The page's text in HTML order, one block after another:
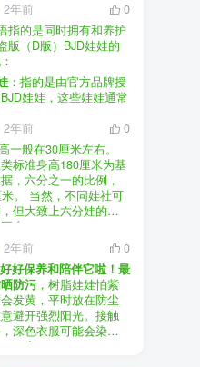
，他们家的娃娃价
风格多样。如果你喜
可以考虑Elf，他们家
雅著称。当然，如果
兴趣，FCS Studio是
会选择代理或者官方
会提供一些小赠品，
便的。官方购买则可
务，也是个不错的选
这完全看你个人的喜
非常多元化，从现实主
种风格都有，找到自
娃的乐趣会加倍。
娃需要细心照料，比如
定期清洁，这些都是
慢慢你就会熟悉了。
手，可以不用一开始
娃，有很多性价比高
而且，养娃的乐趣并
更多的是你和娃娃之
2年前
0
指的是同时拥有和养护
版（D版）BJD娃娃的
：指的是由官方品牌授
娃娃，这些娃娃通常
：指的是未经官方授
娃娃，这些娃娃往往
存在质量问题，且在
被认可。
数玩家对盗版娃娃持
认为盗版侵犯了正版
并且可能使用对人体
因此，zd混养在BJD圈
种不被接受的行为。
制盗版娃娃，并鼓励
养护正版娃娃。
2年前
0
一般在30厘米左右。
标准身高180厘米为基
，六分之一的比例，
。 当然，不同娃社可
但大致上六分娃的身
内。
2年前
0
好保养和陪伴它啦！最
防污，树脂娃娃怕紫
发黄，平时放在防尘
避开强烈阳光。接触
深色衣服可能会染
再穿。